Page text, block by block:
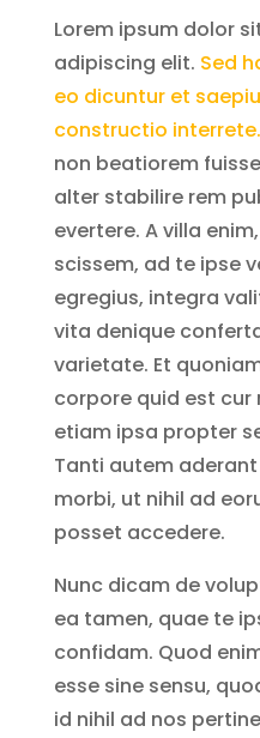
Lorem ipsum dolor
adipiscing elit. Sed
eo dicuntur et
constructio interrete.
non beatiorem
alter stabilire rem
evertere. A villa
scissem, ad te ipse
egregius, integra
vita denique
varietate. Et
corpore quid est
etiam ipsa propter
Tanti autem
morbi, ut nihil ad
posset accedere.
Nunc dicam de
ea tamen, quae te
confidam. Quod
esse sine sensu,
id nihil ad nos